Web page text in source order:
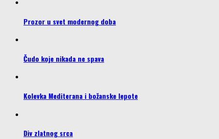
Prozor u svet modernog doba
Čudo koje nikada ne spava
Kolevka Mediterana i božanske lepote
Div zlatnog srca